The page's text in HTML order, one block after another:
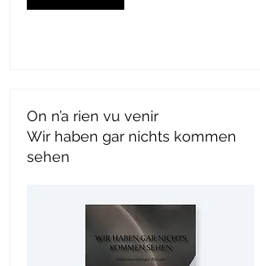
On n’a rien vu venir
Wir haben gar nichts kommen
sehen